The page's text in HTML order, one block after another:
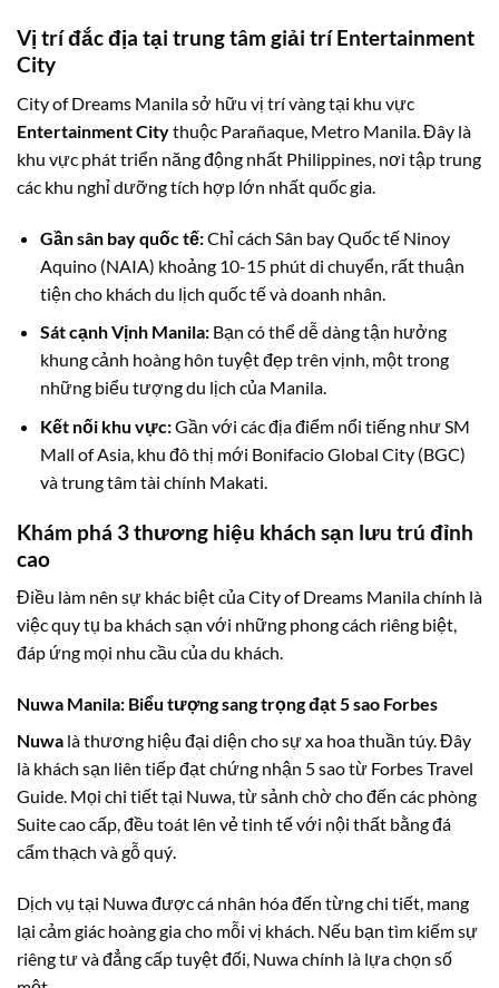
Vị trí đắc địa tại trung tâm giải trí Entertainment
City
City of Dreams Manila sở hữu vị trí vàng tại khu vực
Entertainment Citythuộc Parañaque, Metro Manila. Đây là
khu vực phát triển năng động nhất Philippines, nơi tập trung
các khu nghỉ dưỡng tích hợp lớn nhất quốc gia.
Gần sân bay quốc tế:Chỉ cách Sân bay Quốc tế Ninoy
Aquino (NAIA) khoảng 10-15 phút di chuyển, rất thuận
tiện cho khách du lịch quốc tế và doanh nhân.
Sát cạnh Vịnh Manila:Bạn có thể dễ dàng tận hưởng
khung cảnh hoàng hôn tuyệt đẹp trên vịnh, một trong
những biểu tượng du lịch của Manila.
Kết nối khu vực:Gần với các địa điểm nổi tiếng như SM
Mall of Asia, khu đô thị mới Bonifacio Global City (BGC)
và trung tâm tài chính Makati.
Khám phá 3 thương hiệu khách sạn lưu trú đỉnh
cao
Điều làm nên sự khác biệt của City of Dreams Manila chính là
việc quy tụ ba khách sạn với những phong cách riêng biệt,
đáp ứng mọi nhu cầu của du khách.
Nuwa Manila: Biểu tượng sang trọng đạt 5 sao Forbes
Nuwa là thương hiệu đại diện cho sự xa hoa thuần túy. Đây
là khách sạn liên tiếp đạt chứng nhận 5 sao từ Forbes Travel
Guide. Mọi chi tiết tại Nuwa, từ sảnh chờ cho đến các phòng
Suite cao cấp, đều toát lên vẻ tinh tế với nội thất bằng đá
cẩm thạch và gỗ quý.
Dịch vụ tại Nuwa được cá nhân hóa đến từng chi tiết, mang
lại cảm giác hoàng gia cho mỗi vị khách. Nếu bạn tìm kiếm sự
riêng tư và đẳng cấp tuyệt đối, Nuwa chính là lựa chọn số